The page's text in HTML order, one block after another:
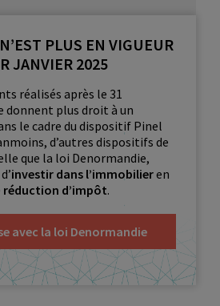
PLUS EN VIGUEUR
JANVIER 2025
réalisés après le 31
donnent plus droit à un
le cadre du dispositif Pinel
d’autres dispositifs de
que la loi Denormandie,
investir dans l’immobilieren
réduction d’impôt.
avec la loi Denormandie